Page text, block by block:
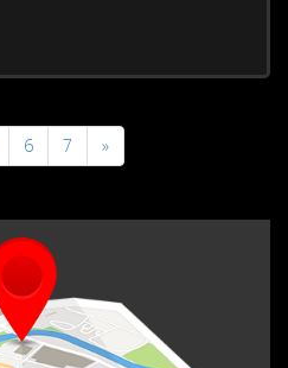
6 7 »